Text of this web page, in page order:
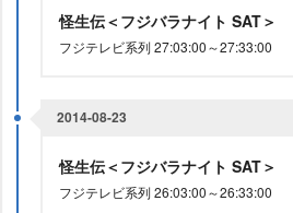
怪生伝＜フジバラナイト SAT＞
フジテレビ系列 27:03:00～27:33:00
2014-08-23
怪生伝＜フジバラナイト SAT＞
フジテレビ系列 26:03:00～26:33:00